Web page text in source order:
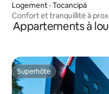
Logement · Tocancipá
Confort et tranquillité à
Appartements à
Superhôte
Superhôte